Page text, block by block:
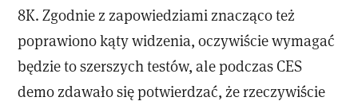
8K. Zgodnie z zapowiedziami znacząco też
poprawiono kąty widzenia, oczywiście wymagać
będzie to szerszych testów, ale podczas CES
demo zdawało się potwierdzać, że rzeczywiście